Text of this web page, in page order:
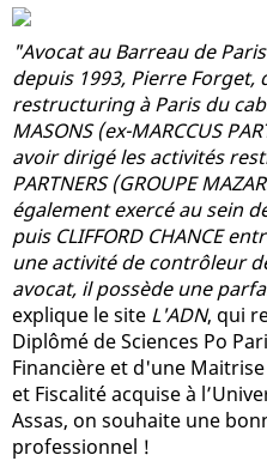
"Avocat au Barreau de
depuis 1993, Pierre
restructuring à Paris du
MASONS (ex-MARCCUS
avoir dirigé les activités
PARTNERS (GROUPE
également exercé au sein
puis CLIFFORD CHANCE
une activité de contrôleur
avocat, il possède une
explique le site L'ADN, qui
Diplômé de Sciences Po
Financière et d'une
et Fiscalité acquise à
Assas, on souhaite une
professionnel !